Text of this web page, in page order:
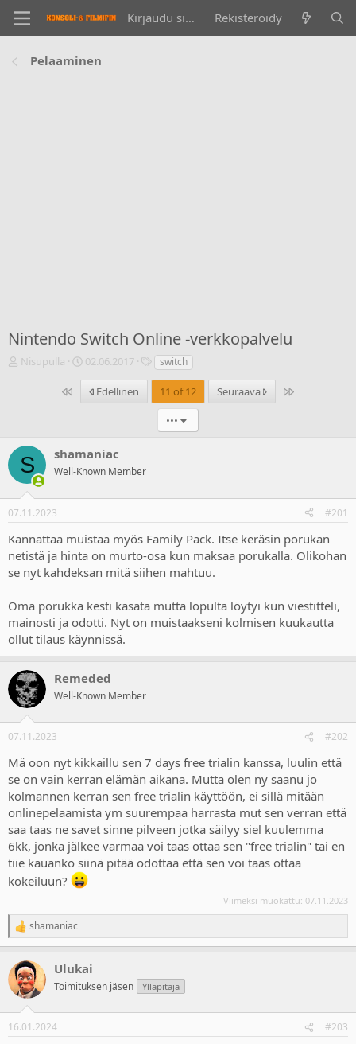
Kirjaudu sisään Rekisteröidy
Pelaaminen
Nintendo Switch Online -verkkopalvelu
V
k
e
t
u
n
l
o
t
a
j
a
Nisupulla
A
o
i
p
ä
v
m
ä
ä
r
02.06.2017
T
n
switch
Ensimmäinen
Edellinen 11 of 12 Seuraava Last
•••
S shamaniac
Well-Known Member
07.11.2023 #201
Kannattaa muistaa myös Family Pack. Itse keräsin porukan
netistä ja hinta on murto-osa kun maksaa porukalla. Olikohan
se nyt kahdeksan mitä siihen mahtuu.
Oma porukka kesti kasata mutta lopulta löytyi kun viestitteli,
mainosti ja odotti. Nyt on muistaakseni kolmisen kuukautta
ollut tilaus käynnissä.
Remeded
Well-Known Member
07.11.2023 #202
Mä oon nyt kikkaillu sen 7 days free trialin kanssa, luulin että
se on vain kerran elämän aikana. Mutta olen ny saanu jo
kolmannen kerran sen free trialin käyttöön, ei sillä mitään
onlinepelaamista ym suurempaa harrasta mut sen verran että
saa taas ne savet sinne pilveen jotka säilyy siel kuulemma
6kk, jonka jälkee varmaa voi taas ottaa sen "free trialin" tai en
tiie kauanko siinä pitää odottaa että sen voi taas ottaa
kokeiluun?
Viimeksi muokattu: 07.11.2023
R
e
c
t
i
s
shamaniac
Ulukai
Toimituksen jäsen Ylläpitäjä
16.01.2024 #203